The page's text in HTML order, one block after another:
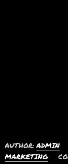
AUTHOR:ADMIN
MARKETING